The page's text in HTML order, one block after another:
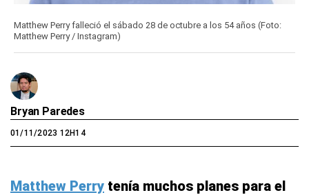
Matthew Perry falleció el sábado 28 de octubre a los 54 años (Foto:
Matthew Perry / Instagram)
Bryan Paredes
01/11/2023 12H14
Matthew Perry tenía muchos planes para el